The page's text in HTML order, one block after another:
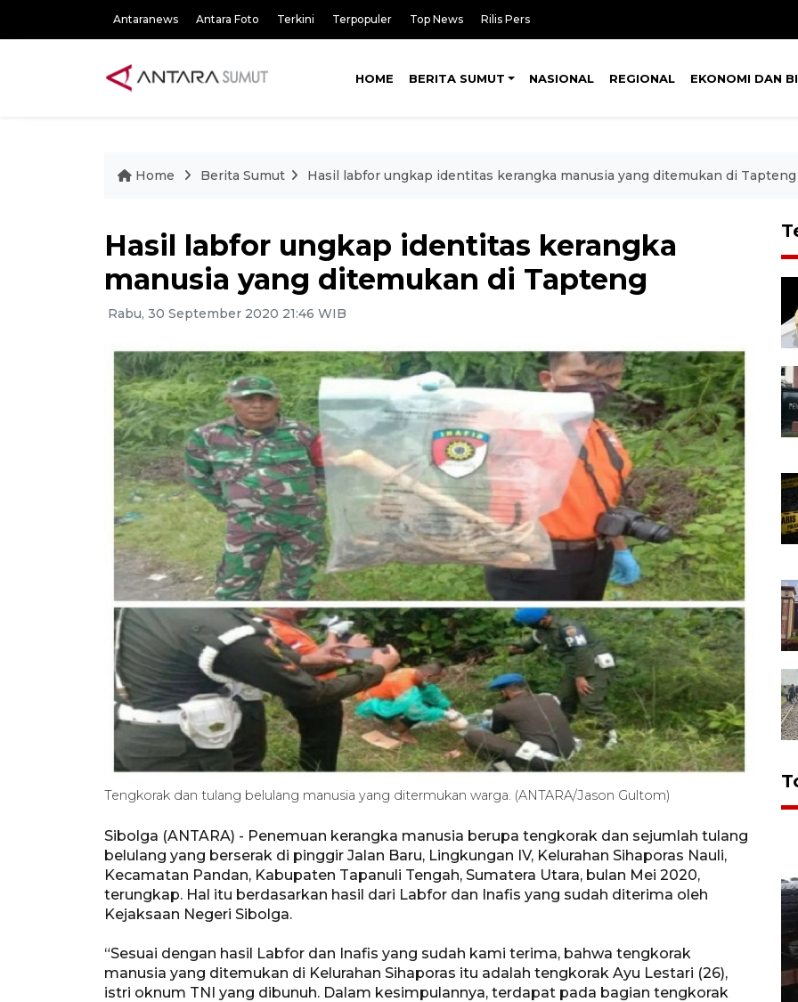
Antaranews Antara Foto Terkini Terpopuler Top News Rilis Pers
HOME BERITA SUMUT NASIONAL REGIONAL EKONOMI DAN
Home Berita Sumut Hasil labfor ungkap identitas kerangka manusia yang ditemukan di Tapteng
Hasil labfor ungkap identitas kerangka
manusia yang ditemukan di Tapteng
Rabu, 30 September 2020 21:46 WIB
Tengkorak dan tulang belulang manusia yang ditermukan warga. (ANTARA/Jason Gultom)
Sibolga (ANTARA) - Penemuan kerangka manusia berupa tengkorak dan sejumlah tulang
belulang yang berserak di pinggir Jalan Baru, Lingkungan IV, Kelurahan Sihaporas Nauli,
Kecamatan Pandan, Kabupaten Tapanuli Tengah, Sumatera Utara, bulan Mei 2020,
terungkap. Hal itu berdasarkan hasil dari Labfor dan Inafis yang sudah diterima oleh
Kejaksaan Negeri Sibolga.
“Sesuai dengan hasil Labfor dan Inafis yang sudah kami terima, bahwa tengkorak
manusia yang ditemukan di Kelurahan Sihaporas itu adalah tengkorak Ayu Lestari (26),
istri oknum TNI yang dibunuh. Dalam kesimpulannya, terdapat pada bagian tengkorak